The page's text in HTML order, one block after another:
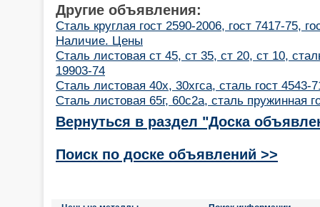
Другие объявления:
Сталь круглая гост 2590-2006, гост 7417-75,
Наличие. Цены
Сталь листовая ст 45, ст 35, ст 20, ст 10,
19903-74
Сталь листовая 40х, 30хгса, сталь гост 4543-
Сталь листовая 65г, 60с2а, сталь пружинная
Вернуться в раздел "Доска
Поиск по доске объявлений >>